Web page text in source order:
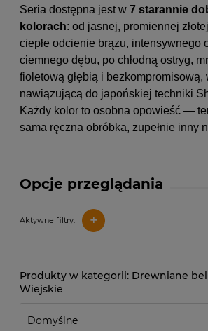
Opcje przeglądania
Aktywne filtry: +
Seria dostępna jest w 7 starannie
kolorach: od jasnej, promiennej
ciepłe odcienie brązu, intensywnego
ciemnego dębu, po chłodną ostryg,
fioletową głębią i bezkompromisową,
nawiązującą do japońskiej techniki
Każdy kolor to osobna opowieść —
sama ręczna obróbka, zupełnie inny
Drewniane
Wiejskie